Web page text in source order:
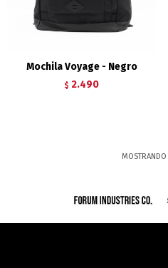
Mochila Voyage - Negro
$ 2.490
MOSTRANDO